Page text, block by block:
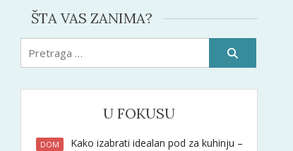
ŠTA VAS ZANIMA?
U FOKUSU
DOM
Kako izabrati idealan pod za kuhinju –